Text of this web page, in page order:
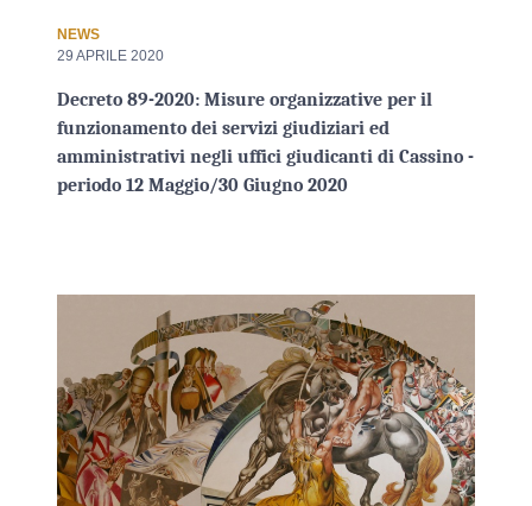
NEWS
29 APRILE 2020
Decreto 89-2020: Misure organizzative per il
funzionamento dei servizi giudiziari ed
amministrativi negli uffici giudicanti di Cassino -
periodo 12 Maggio/30 Giugno 2020